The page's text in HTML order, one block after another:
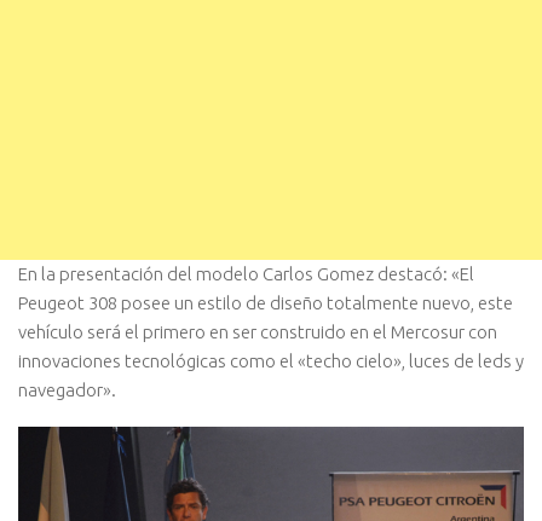
En la presentación del modelo Carlos Gomez destacó: «El
Peugeot 308 posee un estilo de diseño totalmente nuevo, este
vehículo será el primero en ser construido en el Mercosur con
innovaciones tecnológicas como el «techo cielo», luces de leds y
navegador».